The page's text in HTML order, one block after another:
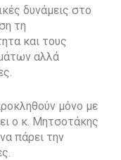
δυνάμεις στο
τη
και τους
αλλά
μόνο με
ο κ. Μητσοτάκης
πάρει την